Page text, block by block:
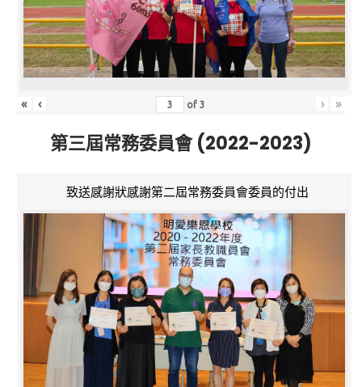
« ‹ of3 › »
第三屆常務委員會 (2022-2023)
致送感謝狀感謝第二屆常務委員會委員的付出